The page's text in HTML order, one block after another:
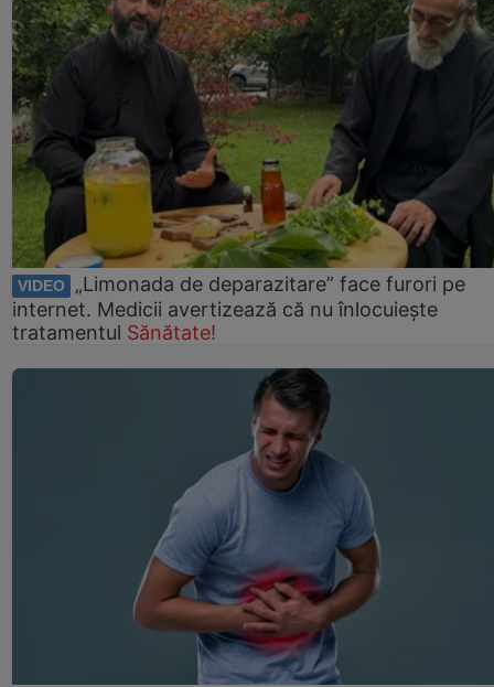
VIDEO
„Limonada de deparazitare” face furori pe
internet. Medicii avertizează că nu înlocuiește
tratamentul Sănătate!